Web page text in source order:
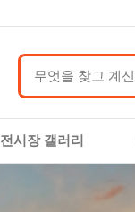
전시장 갤러리